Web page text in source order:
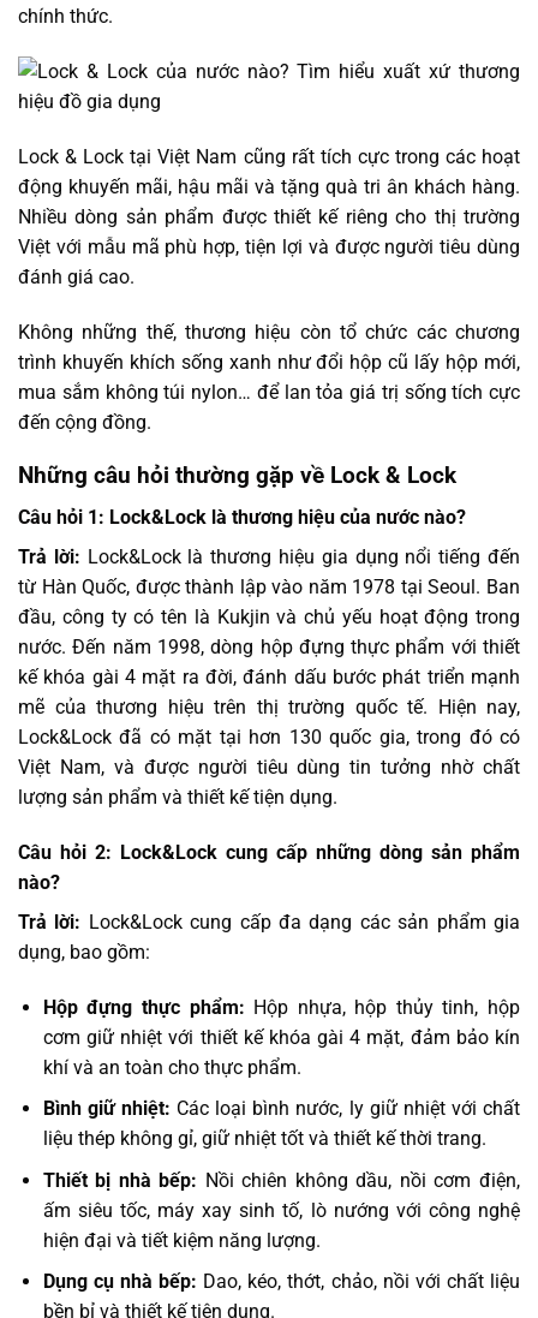
chính thức.
Lock & Lock tại Việt Nam cũng rất tích cực trong các hoạt
động khuyến mãi, hậu mãi và tặng quà tri ân khách hàng.
Nhiều dòng sản phẩm được thiết kế riêng cho thị trường
Việt với mẫu mã phù hợp, tiện lợi và được người tiêu dùng
đánh giá cao.
Không những thế, thương hiệu còn tổ chức các chương
trình khuyến khích sống xanh như đổi hộp cũ lấy hộp mới,
mua sắm không túi nylon… để lan tỏa giá trị sống tích cực
đến cộng đồng.
Những câu hỏi thường gặp về Lock & Lock
Câu hỏi 1: Lock&Lock là thương hiệu của nước nào?
Trả lời: Lock&Lock là thương hiệu gia dụng nổi tiếng đến
từ Hàn Quốc, được thành lập vào năm 1978 tại Seoul. Ban
đầu, công ty có tên là Kukjin và chủ yếu hoạt động trong
nước. Đến năm 1998, dòng hộp đựng thực phẩm với thiết
kế khóa gài 4 mặt ra đời, đánh dấu bước phát triển mạnh
mẽ của thương hiệu trên thị trường quốc tế. Hiện nay,
Lock&Lock đã có mặt tại hơn 130 quốc gia, trong đó có
Việt Nam, và được người tiêu dùng tin tưởng nhờ chất
lượng sản phẩm và thiết kế tiện dụng.
Câu hỏi 2: Lock&Lock cung cấp những dòng sản phẩm
nào?
Trả lời: Lock&Lock cung cấp đa dạng các sản phẩm gia
dụng, bao gồm:
Hộp đựng thực phẩm: Hộp nhựa, hộp thủy tinh, hộp
cơm giữ nhiệt với thiết kế khóa gài 4 mặt, đảm bảo kín
khí và an toàn cho thực phẩm.
Bình giữ nhiệt: Các loại bình nước, ly giữ nhiệt với chất
liệu thép không gỉ, giữ nhiệt tốt và thiết kế thời trang.
Thiết bị nhà bếp: Nồi chiên không dầu, nồi cơm điện,
ấm siêu tốc, máy xay sinh tố, lò nướng với công nghệ
hiện đại và tiết kiệm năng lượng.
Dụng cụ nhà bếp: Dao, kéo, thớt, chảo, nồi với chất liệu
bền bỉ và thiết kế tiện dụng.